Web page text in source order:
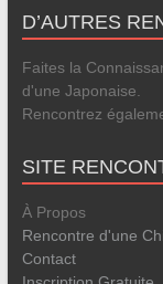
D’AUTRES
Faites la
d'une Japonaise.
Rencontrez
SITE
À Propos
Rencontre d'une
Contact